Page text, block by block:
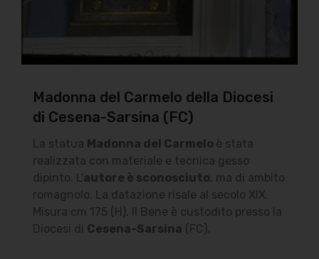
Madonna del Carmelo della Diocesi
di Cesena-Sarsina (FC)
La statua Madonna del Carmelo è stata
realizzata con materiale e tecnica gesso
dipinto. L'autore è sconosciuto, ma di ambito
romagnolo. La datazione risale al secolo XIX.
Misura cm 175 (H). Il Bene è custodito presso la
Diocesi di Cesena-Sarsina (FC).